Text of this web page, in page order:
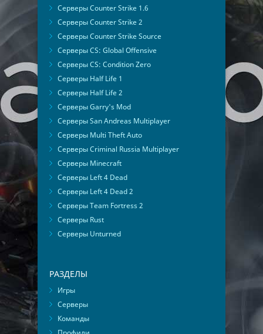
Серверы Counter Strike 1.6
Серверы Counter Strike 2
Серверы Counter Strike Source
Серверы CS: Global Offensive
Серверы CS: Condition Zero
Серверы Half Life 1
Серверы Half Life 2
Серверы Garry's Mod
Серверы San Andreas Multiplayer
Серверы Multi Theft Auto
Серверы Criminal Russia Multiplayer
Серверы Minecraft
Серверы Left 4 Dead
Серверы Left 4 Dead 2
Серверы Team Fortress 2
Серверы Rust
Серверы Unturned
РАЗДЕЛЫ
Игры
Серверы
Команды